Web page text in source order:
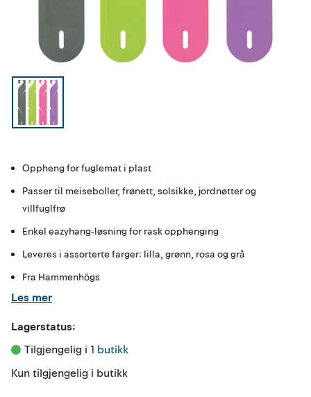
Oppheng for fuglemat i plast
Passer til meiseboller, frønett, solsikke, jordnøtter og
villfuglfrø
Enkel eazyhang-løsning for rask opphenging
Leveres i assorterte farger: lilla, grønn, rosa og grå
Fra Hammenhögs
Les mer
Lagerstatus:
Tilgjengelig i 1 butikk
Kun tilgjengelig i butikk